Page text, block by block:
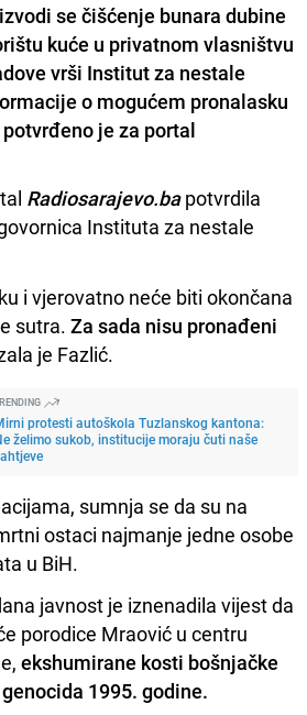
se čišćenje bunara dubine
kuće u privatnom vlasništvu
vrši Institut za nestale
o mogućem pronalasku
je za portal
Radiosarajevo.bapotvrdila
Instituta za nestale
i vjerovatno neće biti okončana
sutra. Za sada nisu pronađeni
je Fazlić.
protesti autoškola Tuzlanskog kantona:
želimo sukob, institucije moraju čuti naše
sumnja se da su na
ostaci najmanje jedne osobe
u BiH.
javnost je iznenadila vijest da
porodice Mraović u centru
ekshumirane kosti bošnjačke
1995. godine.